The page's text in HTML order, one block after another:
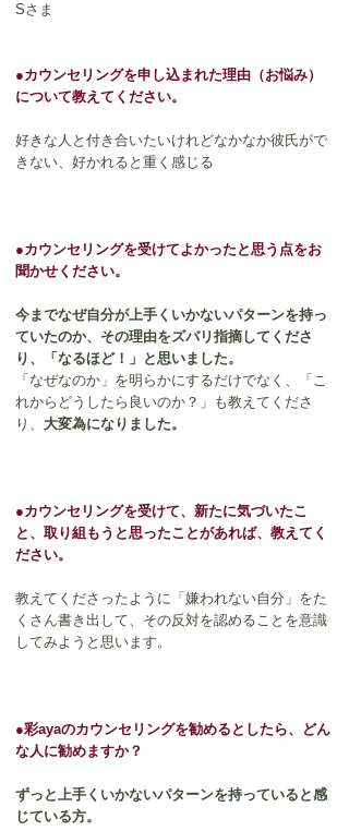
Sさま
●カウンセリングを申し込まれた理由（お悩み）
について教えてください。
好きな人と付き合いたいけれどなかなか彼氏がで
きない、好かれると重く感じる
●カウンセリングを受けてよかったと思う点をお
聞かせください。
今までなぜ自分が上手くいかないパターンを持っ
ていたのか、その理由をズバリ指摘してくださ
り、「なるほど！」と思いました。
「なぜなのか」を明らかにするだけでなく、「こ
れからどうしたら良いのか？」も教えてくださ
り、 大変為になりました。
●カウンセリングを受けて、新たに気づいたこ
と、取り組もうと思ったことがあれば、教えてく
ださい。
教えてくださったように「嫌われない自分」をた
くさん書き出して、その反対を認めることを意識
してみようと思います。
●彩ayaのカウンセリングを勧めるとしたら、どん
な人に勧めますか？
ずっと上手くいかないパターンを持っていると感
じている方。